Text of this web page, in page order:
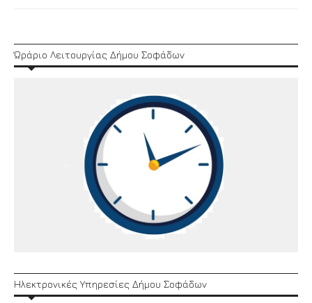
Ώράριο Λειτουργίας Δήμου Σοφάδων
Ηλεκτρονικές Υπηρεσίες Δήμου Σοφάδων